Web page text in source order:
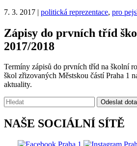
7. 3. 2017 | politická reprezentace, pro
Zápisy do prvních tříd
2017/2018
Termíny zápisů do prvních tříd na školní
škol zřizovaných Městskou částí Praha 1
aktuality.
Vyhledávání:
Odeslat
NAŠE SOCIÁLNÍ SÍTĚ